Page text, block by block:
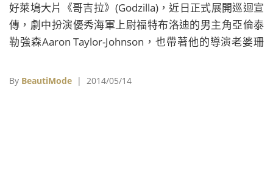
好萊塢大片《哥吉拉》(Godzilla)，近日正式展開巡迴宣
傳，劇中扮演優秀海軍上尉福特布洛迪的男主角亞倫泰
勒強森Aaron Taylor-Johnson，也帶著他的導演老婆珊
他老婆的時尚新銳It Girl女星伊莉莎白歐森Elizabeth
By BeautiMode | 2014/05/14